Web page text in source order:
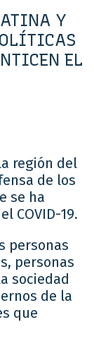
Y
EL
región del
de los
se ha
COVID-19.
personas
personas
sociedad
de la
que